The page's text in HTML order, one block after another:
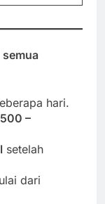
hari.
–
setelah
dari